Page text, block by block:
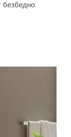
безбедно.